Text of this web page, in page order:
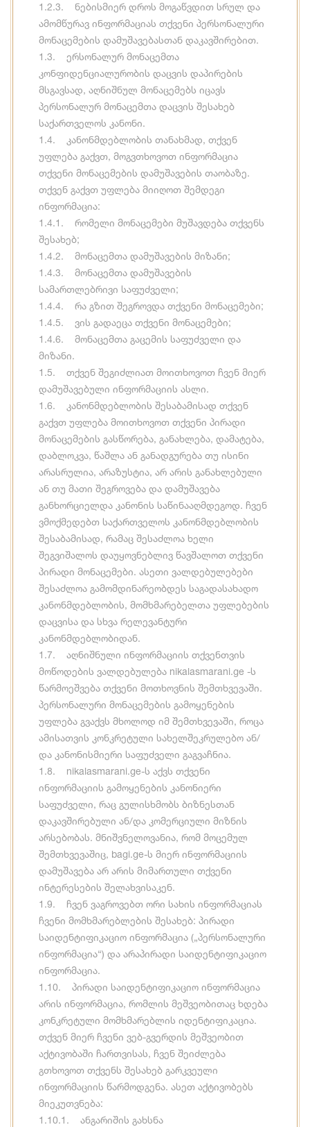
1.2.3. ნებისმიერ დროს მოგაწვდით სრულ და
ამომწურავ ინფორმაციას თქვენი პერსონალური
მონაცემების დამუშავებასთან დაკავშირებით.
1.3. ერსონალურ მონაცემთა
კონფიდენციალურობის დაცვის დაპირების
მსგავსად, აღნიშნულ მონაცემებს იცავს
პერსონალურ მონაცემთა დაცვის შესახებ
საქართველოს კანონი.
1.4. კანონმდებლობის თანახმად, თქვენ
უფლება გაქვთ, მოგვთხოვოთ ინფორმაცია
თქვენი მონაცემების დამუშავების თაობაზე.
თქვენ გაქვთ უფლება მიიღოთ შემდეგი
ინფორმაცია:
1.4.1. რომელი მონაცემები მუშავდება თქვენს
შესახებ;
1.4.2. მონაცემთა დამუშავების მიზანი;
1.4.3. მონაცემთა დამუშავების
სამართლებრივი საფუძველი;
1.4.4. რა გზით შეგროვდა თქვენი მონაცემები;
1.4.5. ვის გადაეცა თქვენი მონაცემები;
1.4.6. მონაცემთა გაცემის საფუძველი და
მიზანი.
1.5. თქვენ შეგიძლიათ მოითხოვოთ ჩვენ მიერ
დამუშავებული ინფორმაციის ასლი.
1.6. კანონმდებლობის შესაბამისად თქვენ
გაქვთ უფლება მოითხოვოთ თქვენი პირადი
მონაცემების გასწორება, განახლება, დამატება,
დაბლოკვა, წაშლა ან განადგურება თუ ისინი
არასრულია, არაზუსტია, არ არის განახლებული
ან თუ მათი შეგროვება და დამუშავება
განხორციელდა კანონის საწინააღმდეგოდ. ჩვენ
ვმოქმედებთ საქართველოს კანონმდებლობის
შესაბამისად, რამაც შესაძლოა ხელი
შეგვიშალოს დაუყოვნებლივ წავშალოთ თქვენი
პირადი მონაცემები. ასეთი ვალდებულებები
შესაძლოა გამომდინარეობდეს საგადასახადო
კანონმდებლობის, მომხმარებელთა უფლებების
დაცვისა და სხვა რელევანტური
კანონმდებლობიდან.
1.7. აღნიშნული ინფორმაციის თქვენთვის
მოწოდების ვალდებულება nikalasmarani.ge -ს
წარმოეშვება თქვენი მოთხოვნის შემთხვევაში.
პერსონალური მონაცემების გამოყენების
უფლება გვაქვს მხოლოდ იმ შემთხვევაში, როცა
ამისათვის კონკრეტული სახელშეკრულებო ან/
და კანონისმიერი საფუძველი გაგვაჩნია.
1.8. nikalasmarani.ge-ს აქვს თქვენი
ინფორმაციის გამოყენების კანონიერი
საფუძველი, რაც გულისხმობს ბიზნესთან
დაკავშირებული ან/და კომერციული მიზნის
არსებობას. მნიშვნელოვანია, რომ მოცემულ
შემთხვევაშიც, bagi.ge-ს მიერ ინფორმაციის
დამუშავება არ არის მიმართული თქვენი
ინტერესების შელახვისაკენ.
1.9. ჩვენ ვაგროვებთ ორი სახის ინფორმაციას
ჩვენი მომხმარებლების შესახებ: პირადი
საიდენტიფიკაციო ინფორმაცია („პერსონალური
ინფორმაცია“) და არაპირადი საიდენტიფიკაციო
ინფორმაცია.
1.10. პირადი საიდენტიფიკაციო ინფორმაცია
არის ინფორმაცია, რომლის მეშვეობითაც ხდება
კონკრეტული მომხმარებლის იდენტიფიკაცია.
თქვენ მიერ ჩვენი ვებ-გვერდის მეშვეობით
აქტივობაში ჩართვისას, ჩვენ შეიძლება
გთხოვოთ თქვენს შესახებ გარკვეული
ინფორმაციის წარმოდგენა. ასეთ აქტივობებს
მიეკუთვნება:
1.10.1. ანგარიშის გახსნა